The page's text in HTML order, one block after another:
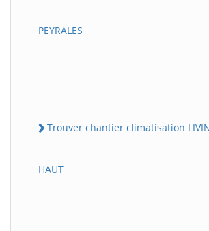
PEYRALES
Trouver chantier climatisation
HAUT